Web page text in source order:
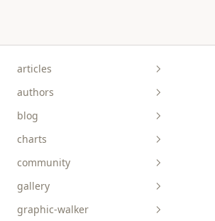
articles
authors
blog
charts
community
gallery
bar__box__rect
graphic-walker